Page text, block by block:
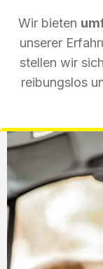
Wir bieten
unserer
stellen wir
reibungslos